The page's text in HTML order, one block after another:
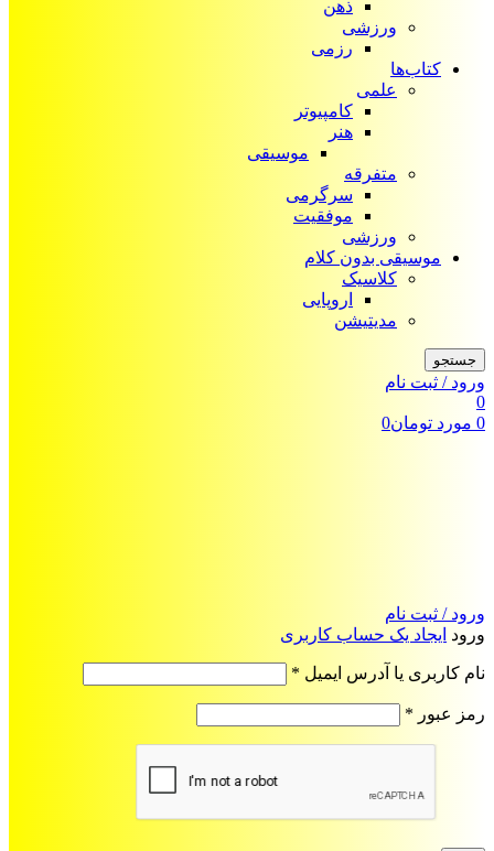
ذهن
ورزشی
رزمی
کتاب‌ها
علمی
کامپیوتر
هنر
موسیقی
متفرقه
سرگرمی
موفقیت
ورزشی
موسیقی بدون کلام
کلاسیک
اروپایی
مدیتیشن
جستجو
ورود / ثبت نام
0
0 مورد تومان0
ورود / ثبت نام
ورود ایجاد یک حساب کاربری
نام کاربری یا آدرس ایمیل *
رمز عبور *